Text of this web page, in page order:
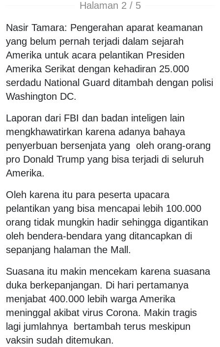
Halaman 2 / 5
Nasir Tamara: Pengerahan aparat keamanan
yang belum pernah terjadi dalam sejarah
Amerika untuk acara pelantikan Presiden
Amerika Serikat dengan kehadiran 25.000
serdadu National Guard ditambah dengan polisi
Washington DC.
Laporan dari FBI dan badan inteligen lain
mengkhawatirkan karena adanya bahaya
penyerbuan bersenjata yang oleh orang-orang
pro Donald Trump yang bisa terjadi di seluruh
Amerika.
Oleh karena itu para peserta upacara
pelantikan yang bisa mencapai lebih 100.000
orang tidak mungkin hadir sehingga digantikan
oleh bendera-bendara yang ditancapkan di
sepanjang halaman the Mall.
Suasana itu makin mencekam karena suasana
duka berkepanjangan. Di hari pertamanya
menjabat 400.000 lebih warga Amerika
meninggal akibat virus Corona. Makin tragis
lagi jumlahnya bertambah terus meskipun
vaksin sudah ditemukan.